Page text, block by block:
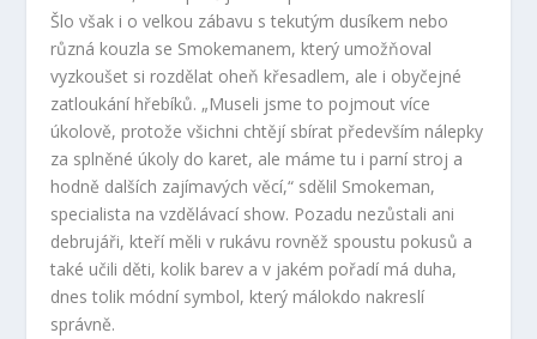
Šlo však i o velkou zábavu s tekutým dusíkem nebo
různá kouzla se Smokemanem, který umožňoval
vyzkoušet si rozdělat oheň křesadlem, ale i obyčejné
zatloukání hřebíků. „Museli jsme to pojmout více
úkolově, protože všichni chtějí sbírat především nálepky
za splněné úkoly do karet, ale máme tu i parní stroj a
hodně dalších zajímavých věcí,“ sdělil Smokeman,
specialista na vzdělávací show. Pozadu nezůstali ani
debrujáři, kteří měli v rukávu rovněž spoustu pokusů a
také učili děti, kolik barev a v jakém pořadí má duha,
dnes tolik módní symbol, který málokdo nakreslí
správně.